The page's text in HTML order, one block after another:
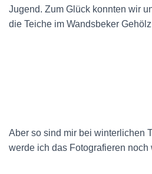
Jugend. Zum Glück konnten wir
die Teiche im Wandsbeker
Aber so sind mir bei winterlichen
werde ich das Fotografieren noch